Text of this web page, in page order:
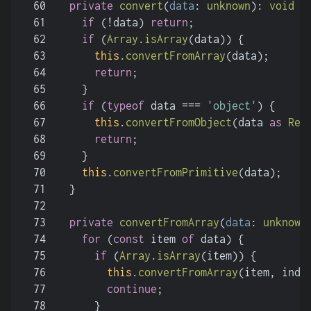
60
61
62
63
64
65
66
67
68
69
70
71
72
73
74
75
76
77
78
private convert(data : unknown): void
if (!data) return ;
if (Array . isArray(data)) {
this . convertFromArray(data);
return ;
    }
if (typeof data === 'object' ) {
this . convertFromObject(data as
return ;
    }
this . convertFromPrimitive(data);
  }
private convertFromArray(data : unknown
for (const item of data) {
if (Array . isArray(item)) {
this . convertFromArray(item,
continue ;
      }